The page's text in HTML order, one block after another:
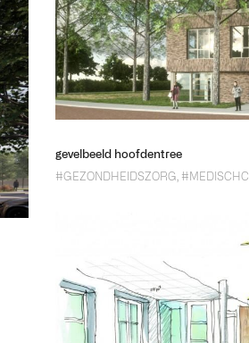
gevelbeeld hoofdentree
#GEZONDHEIDSZORG